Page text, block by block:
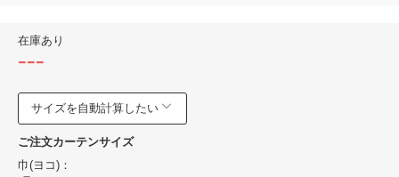
在庫あり
---
サイズを自動計算したい
ご注文カーテンサイズ
巾(ヨコ)：